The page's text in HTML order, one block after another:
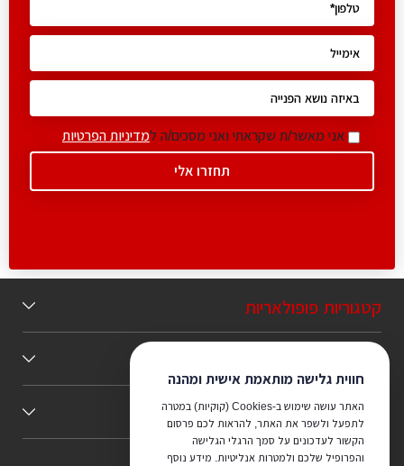
אני מאשר/ת שקראתי ואני מסכים/ה למדיניות הפרטיות
חווית גלישה מותאמת אישית ומהנה
האתר עושה שימוש ב-Cookies (קוקיות) במטרה
לתפעל ולשפר את האתר, להראות לכם פרסום
הקשור לעדכונים על סמך הרגלי הגלישה
והפרופיל שלכם ולמטרות אנליטיות. מידע נוסף
קטגוריות פופולאריות
כללי